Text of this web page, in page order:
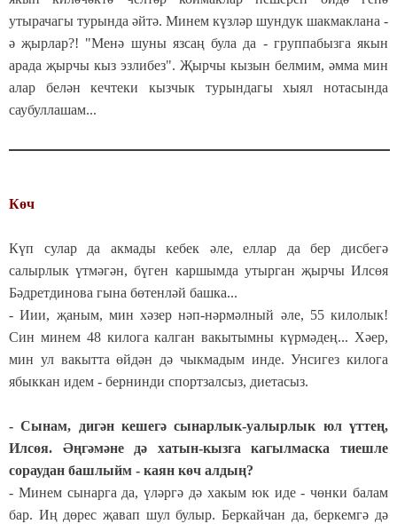
утырачагы турында әйтә. Минем күзләр шундук шакмаклана -
ә җырлар?! "Менә шуны язсаң була да - группабызга якын
арада җырчы кыз эзлибез". Җырчы кызын белмим, әмма мин
алар белән кечтеки кызчык турындагы хыял нотасында
саубуллашам...
Көч
Күп сулар да акмады кебек әле, еллар да бер дисбегә
салырлык үтмәгән, бүген каршымда утырган җырчы Илсөя
Бәдретдинова гына бөтенләй башка...
- Иии, җаным, мин хәзер нәп-нәрмәлный әле, 55 килолык!
Син минем 48 килога калган вакытымны күрмәдең... Хәер,
мин ул вакытта өйдән дә чыкмадым инде. Унсигез килога
ябыккан идем - бернинди спортзалсыз, диетасыз.
- Сынам, дигән кешегә сынарлык-уалырлык юл үттең,
Илсөя. Әңгәмәне дә хатын-кызга кагылмаска тиешле
сораудан башлыйм - каян көч алдың?
- Минем сынарга да, үләргә дә хакым юк иде - чөнки балам
бар. Иң дөрес җавап шул булыр. Беркайчан да, беркемгә дә